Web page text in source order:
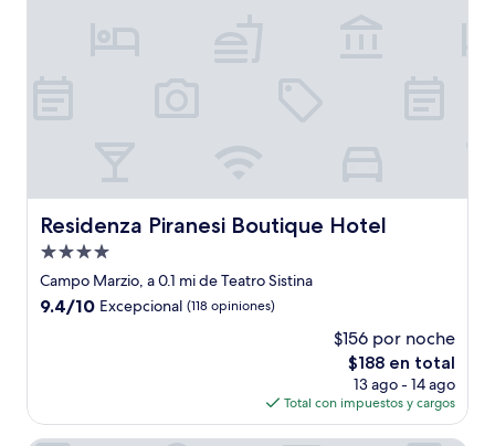
Residenza Piranesi Boutique Hotel
Residenza Piranesi Boutique Hotel
Propiedad
de
4.0
Campo Marzio, a 0.1 mi de Teatro Sistina
9.4
9.4/10 Excepcional (118 opiniones)
$156 por noche
El
precio
actual
es
de
$188 en total
13 ago - 14 ago
Total con impuestos y cargos